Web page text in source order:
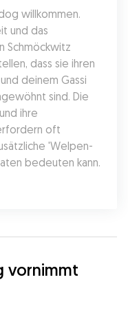
willkommen.
und das
Schmöckwitz
dass sie ihren
deinem Gassi
sind. Die
ihre
oft
'Welpen-
bedeuten kann.
vornimmt